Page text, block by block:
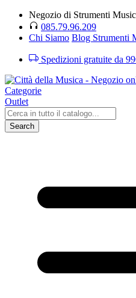
Negozio di Strumenti
085.79.96.209
Chi Siamo Blog Strumenti
Spedizioni gratuite da
Categorie
Outlet
Search